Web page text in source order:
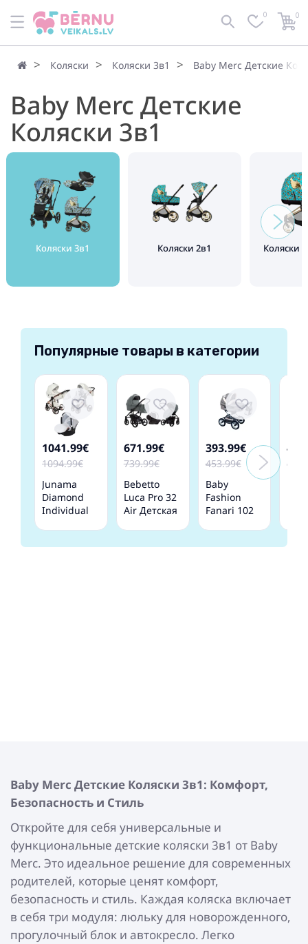
0 0
Коляски Коляски 3в1 Baby Merc Детские
Baby Merc Детские
Коляски 3в1
Коляски 3в1 Коляски 2в1 Коляски
Популярные товары в категории
1041.99€
1094.99€
Junama
Diamond
Individual
Детская
671.99€
739.99€
Bebetto
Luca Pro 32
Air Детская
393.99€
453.99€
Baby
Fashion
Fanari 102
Коляска 3 в
Baby Merc Детские Коляски 3в1: Комфорт,
Безопасность и Стиль
Откройте для себя универсальные и
функциональные детские коляски 3в1 от Baby
Merc. Это идеальное решение для современных
родителей, которые ценят комфорт,
безопасность и стиль. Каждая коляска включает
в себя три модуля: люльку для новорожденного,
прогулочный блок и автокресло. Легко